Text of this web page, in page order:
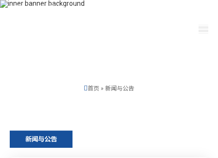
400-115-2288 dfam@xcsv.com.cn
首页 » 新闻与公告
新闻与公告